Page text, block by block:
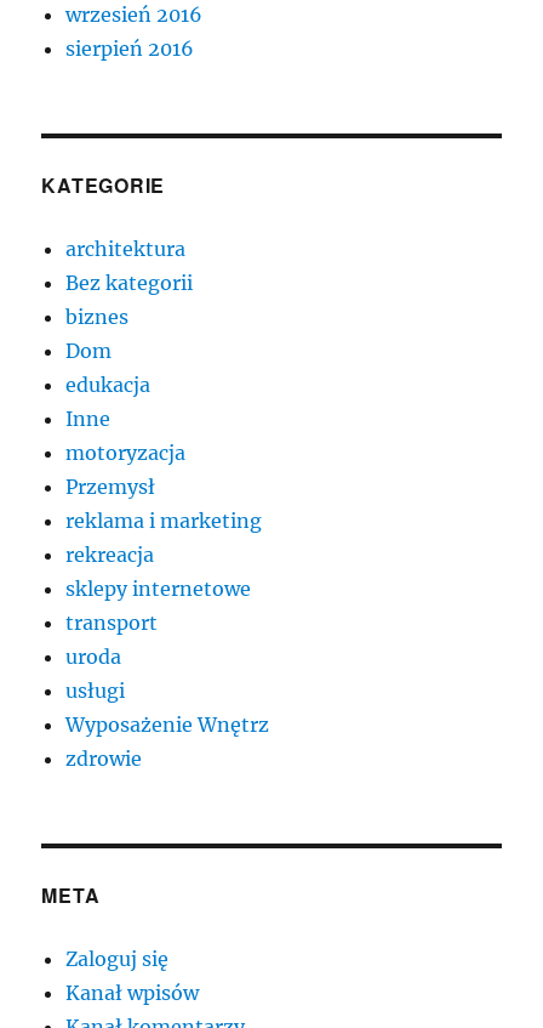
wrzesień 2016
sierpień 2016
KATEGORIE
architektura
Bez kategorii
biznes
Dom
edukacja
Inne
motoryzacja
Przemysł
reklama i marketing
rekreacja
sklepy internetowe
transport
uroda
usługi
Wyposażenie Wnętrz
zdrowie
META
Zaloguj się
Kanał wpisów